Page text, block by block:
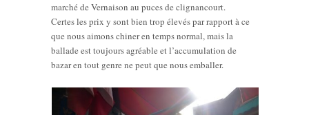
marché de Vernaison au puces de clignancourt.
Certes les prix y sont bien trop élevés par rapport à ce
que nous aimons chiner en temps normal, mais la
ballade est toujours agréable et l’accumulation de
bazar en tout genre ne peut que nous emballer.